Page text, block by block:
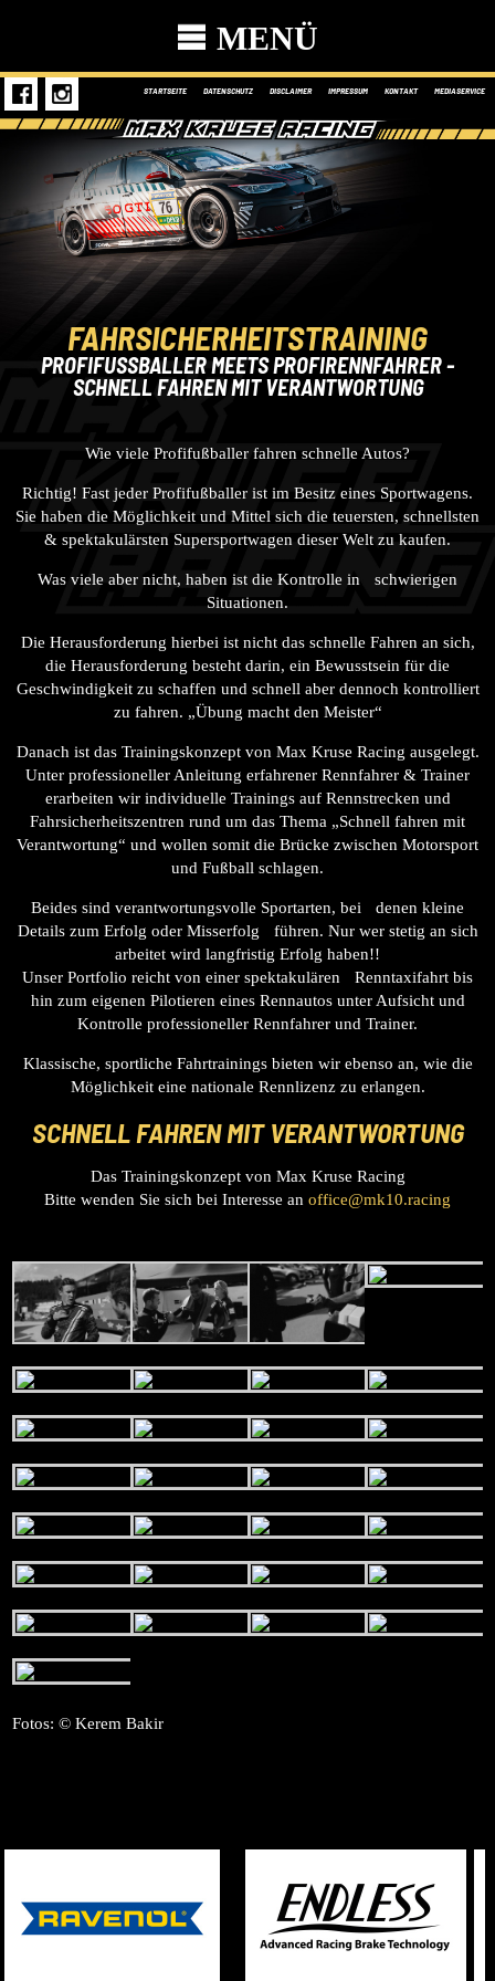
MENÜ
STARTSEITE DATENSCHUTZ DISCLAIMER IMPRESSUM KONTAKT MEDIASERVICE
FAHRSICHERHEITSTRAINING
PROFIFUSSBALLER MEETS PROFIRENNFAHRER - S
CHNELL FAHREN MIT VERANTWORTUNG
Wie viele Profifußballer fahren schnelle Autos?
Richtig! Fast jeder Profifußballer ist im Besitz eines Sportwagens.
Sie haben die Möglichkeit und Mittel sich die teuersten, schnellsten
& spektakulärsten Supersportwagen dieser Welt zu kaufen.
Was viele aber nicht, haben ist die Kontrolle in schwierigen
Situationen.
Die Herausforderung hierbei ist nicht das schnelle Fahren an sich,
die Herausforderung besteht darin, ein Bewusstsein für die
Geschwindigkeit zu schaffen und schnell aber dennoch kontrolliert
zu fahren. „Übung macht den Meister“
Danach ist das Trainingskonzept von Max Kruse Racing ausgelegt.
Unter professioneller Anleitung erfahrener Rennfahrer & Trainer
erarbeiten wir individuelle Trainings auf Rennstrecken und
Fahrsicherheitszentren rund um das Thema „Schnell fahren mit
Verantwortung“ und wollen somit die Brücke zwischen Motorsport
und Fußball schlagen.
Beides sind verantwortungsvolle Sportarten, bei denen kleine
Details zum Erfolg oder Misserfolg führen. Nur wer stetig an sich
arbeitet wird langfristig Erfolg haben!!
Unser Portfolio reicht von einer spektakulären Renntaxifahrt bis
hin zum eigenen Pilotieren eines Rennautos unter Aufsicht und
Kontrolle professioneller Rennfahrer und Trainer.
Klassische, sportliche Fahrtrainings bieten wir ebenso an, wie die
Möglichkeit eine nationale Rennlizenz zu erlangen.
SCHNELL FAHREN MIT VERANTWORTUNG
Das Trainingskonzept von Max Kruse Racing
Bitte wenden Sie sich bei Interesse an office@mk10.racing
Fotos: © Kerem Bakir